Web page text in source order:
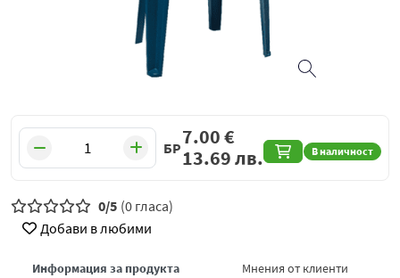
БР В наличност
7.00€
13.69лв.
0/5 (0 гласа)
Добави в любими
Информация за продукта
Мнения от клиенти